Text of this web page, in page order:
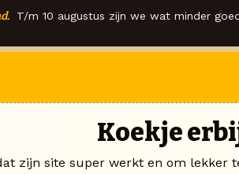
T/m 10 augustus zijn we wat minder
Koekje
zijn site super werkt en om lekker